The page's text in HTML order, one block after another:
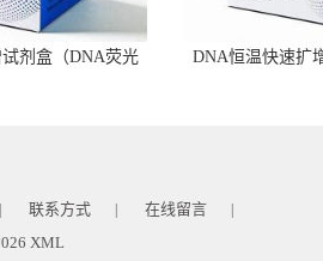
剂盒（DNA荧光
DNA恒温快速扩
联系方式 在线留言
XML